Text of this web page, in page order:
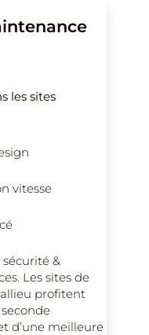
les sites
vitesse
&
Les sites de
profitent
d’une meilleure